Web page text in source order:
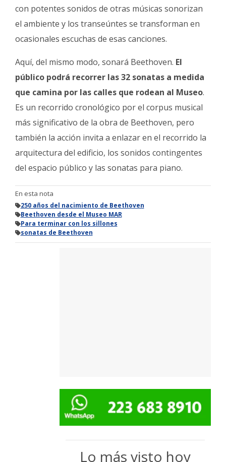
con potentes sonidos de otras músicas sonorizan
el ambiente y los transeúntes se transforman en
ocasionales escuchas de esas canciones.
Aquí, del mismo modo, sonará Beethoven. El
público podrá recorrer las 32 sonatas a medida
que camina por las calles que rodean al Museo.
Es un recorrido cronológico por el corpus musical
más significativo de la obra de Beethoven, pero
también la acción invita a enlazar en el recorrido la
arquitectura del edificio, los sonidos contingentes
del espacio público y las sonatas para piano.
En esta nota
250 años del nacimiento de Beethoven
Beethoven desde el Museo MAR
Para terminar con los sillones
sonatas de Beethoven
Lo más visto hoy